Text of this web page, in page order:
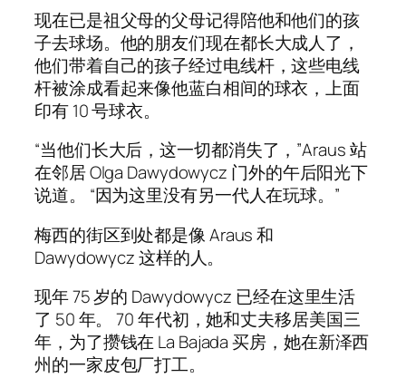
现在已是祖父母的父母记得陪他和他们的孩
子去球场。他的朋友们现在都长大成人了，
他们带着自己的孩子经过电线杆，这些电线
杆被涂成看起来像他蓝白相间的球衣，上面
印有 10 号球衣。
“当他们长大后，这一切都消失了，”Araus 站
在邻居 Olga Dawydowycz 门外的午后阳光下
说道。 “因为这里没有另一代人在玩球。”
梅西的街区到处都是像 Araus 和
Dawydowycz 这样的人。
现年 75 岁的 Dawydowycz 已经在这里生活
了 50 年。 70 年代初，她和丈夫移居美国三
年，为了攒钱在 La Bajada 买房，她在新泽西
州的一家皮包厂打工。